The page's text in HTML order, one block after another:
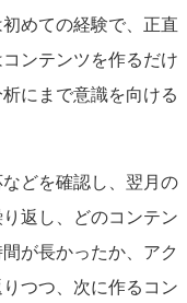
めての経験で、正直
ンテンツを作るだけ
にまで意識を向ける
どを確認し、翌月の
返し、どのコンテン
が長かったか、アク
つつ、次に作るコン